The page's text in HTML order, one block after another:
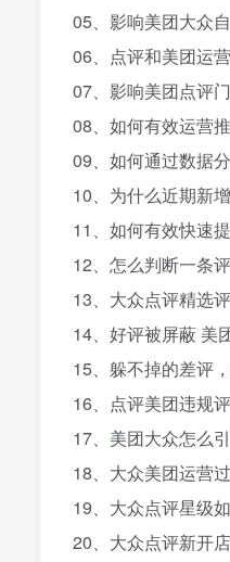
05、影响美团大众
06、点评和美团运
07、影响美团点评
08、如何有效运营
09、如何通过数据
10、为什么近期新
11、如何有效快速
12、怎么判断一条
13、大众点评精选
14、好评被屏蔽 美
15、躲不掉的差评
16、点评美团违规
17、美团大众怎么
18、大众美团运营
19、大众点评星级
20、大众点评新开